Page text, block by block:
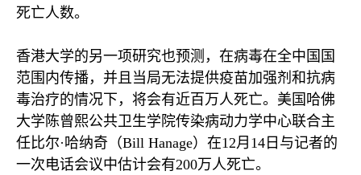
死亡人数。
香港大学的另一项研究也预测，在病毒在全中国国
范围内传播，并且当局无法提供疫苗加强剂和抗病
毒治疗的情况下，将会有近百万人死亡。美国哈佛
大学陈曾熙公共卫生学院传染病动力学中心联合主
任比尔·哈纳奇（Bill Hanage）在12月 14 日与记者的
一次电话会议中估计会有200万人死亡。